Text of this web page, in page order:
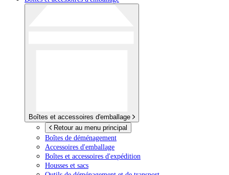
Boîtes et accessoires d'emballage
Retour au menu principal
Boîtes de déménagement
Accessoires d'emballage
Boîtes et accessoires d'expédition
Housses et sacs